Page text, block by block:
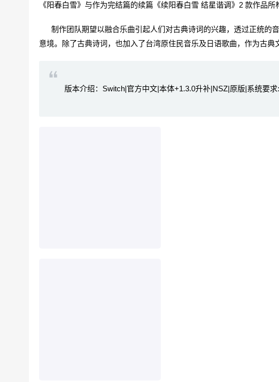
《阳春白雪》与作为完结篇的续篇《续阳春白雪 结星谐调》2 款作品所
制作团队期望以融合乐曲引起人们对古典诗词的兴趣，透过正统的
意境。除了古典诗词，也加入了台湾原住民音乐及日语歌曲，作为古典
版本介绍：Switch|官方中文|本体+1.3.0升补|NSZ|原版|系统要求